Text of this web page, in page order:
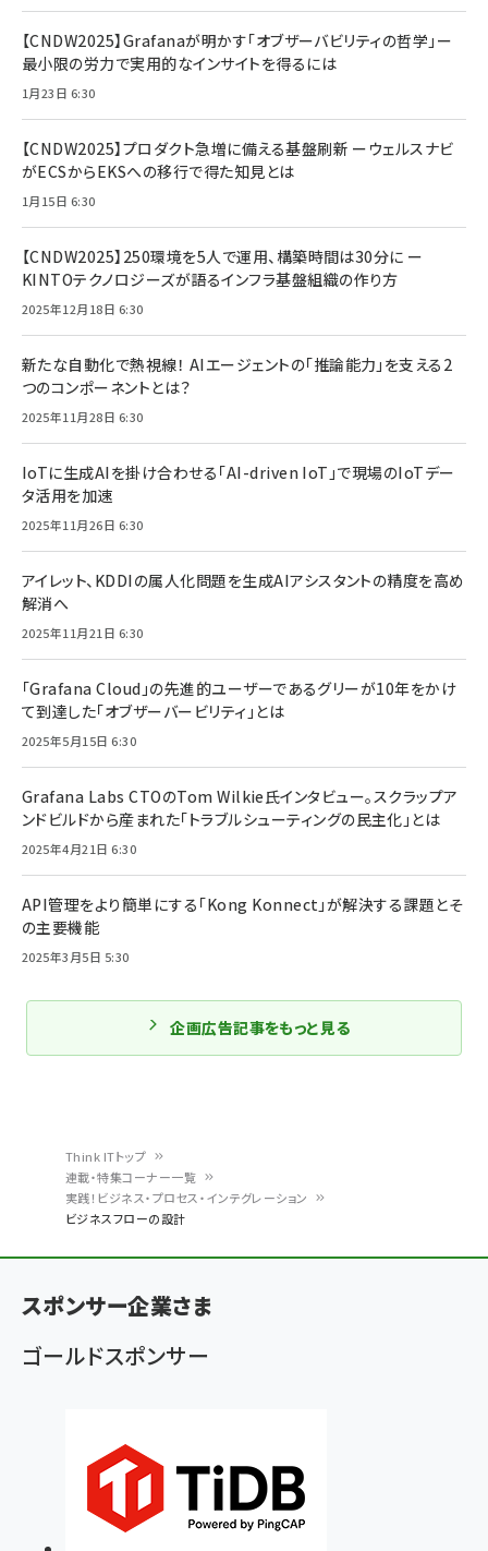
く
ず
Think ITトップ
連載・特集コーナー一覧
実践！ビジネス・プロセス・インテグレーション
ビジネスフローの設計
【CNDW2025】Grafanaが明かす「オブザーバビリティの哲学」ー
最小限の労力で実用的なインサイトを得るには
1月23日 6:30
【CNDW2025】プロダクト急増に備える基盤刷新 ーウェルスナビ
がECSからEKSへの移行で得た知見とは
1月15日 6:30
【CNDW2025】250環境を5人で運用、構築時間は30分に ー
KINTOテクノロジーズが語るインフラ基盤組織の作り方
2025年12月18日 6:30
新たな自動化で熱視線！ AIエージェントの「推論能力」を支える2
つのコンポーネントとは？
2025年11月28日 6:30
IoTに生成AIを掛け合わせる「AI-driven IoT」で現場のIoTデー
タ活用を加速
2025年11月26日 6:30
アイレット、KDDIの属人化問題を生成AIアシスタントの精度を高め
解消へ
2025年11月21日 6:30
「Grafana Cloud」の先進的ユーザーであるグリーが10年をかけ
て到達した「オブザーバービリティ」とは
2025年5月15日 6:30
Grafana Labs CTOのTom Wilkie氏インタビュー。スクラップア
ンドビルドから産まれた「トラブルシューティングの民主化」とは
2025年4月21日 6:30
API管理をより簡単にする「Kong Konnect」が解決する課題とそ
の主要機能
2025年3月5日 5:30
企画広告記事をもっと見る
スポンサー企業さま
ゴールドスポンサー